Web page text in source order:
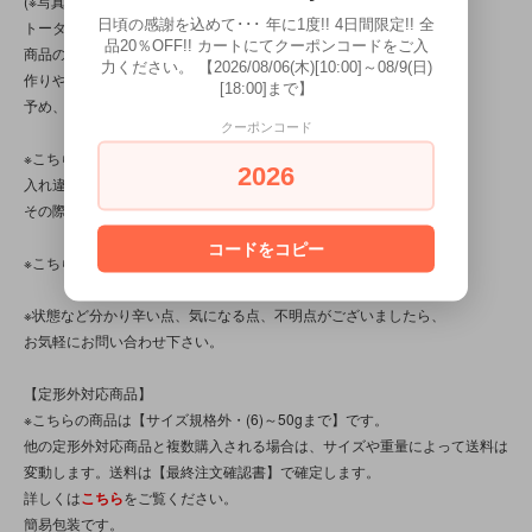
トータル的に判断頂けると幸いです。
商品の特性/性質上、上記の問題以前に、
作りやペイント等の“曖昧差”、“雑差”が見られる商品です。
予め、ご了承くださいませ。)
※こちらの商品は店頭でも販売しています。
入れ違いで完売してしまう場合がございます。
その際はご容赦下さいませ。
※こちらの商品は、中古・ヴィンテージ品です。
※状態など分かり辛い点、気になる点、不明点がございましたら、
お気軽にお問い合わせ下さい。
【定形外対応商品】
※こちらの商品は【サイズ規格外・(6)～50gまで】です。
他の定形外対応商品と複数購入される場合は、サイズや重量によって送料は
変動します。送料は【最終注文確認書】で確定します。
詳しくはこちらをご覧ください。
簡易包装です。
日頃の感謝を込めて･･･ 年に1度!! 4日間限定!! 全
品20％OFF!! カートにてクーポンコードをご入
力ください。 【2026/08/06(木)[10:00]～08/9(日)
[18:00]まで】
クーポンコード
2026
コードをコピー